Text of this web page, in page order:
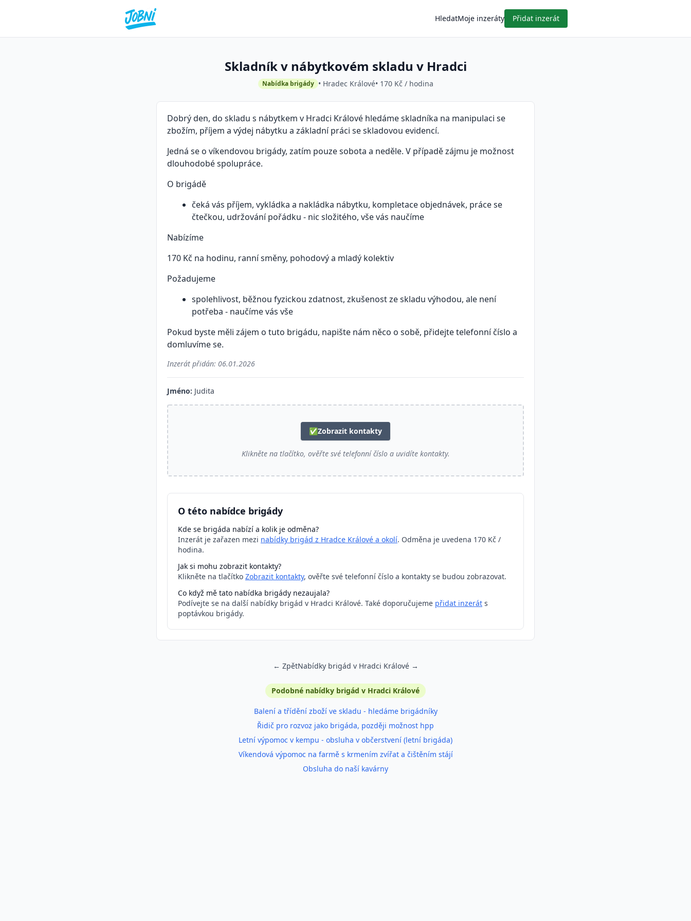
HledatMoje inzeráty Přidat inzerát
Skladník v nábytkovém skladu v Hradci
Nabídka brigády • Hradec Králové• 170 Kč / hodina
Dobrý den, do skladu s nábytkem v Hradci Králové hledáme skladníka na manipulaci se
zbožím, příjem a výdej nábytku a základní práci se skladovou evidencí.
Jedná se o víkendovou brigády, zatím pouze sobota a neděle. V případě zájmu je možnost
dlouhodobé spolupráce.
O brigádě
čeká vás příjem, vykládka a nakládka nábytku, kompletace objednávek, práce se
čtečkou, udržování pořádku - nic složitého, vše vás naučíme
Nabízíme
170 Kč na hodinu, ranní směny, pohodový a mladý kolektiv
Požadujeme
spolehlivost, běžnou fyzickou zdatnost, zkušenost ze skladu výhodou, ale není
potřeba - naučíme vás vše
Pokud byste měli zájem o tuto brigádu, napište nám něco o sobě, přidejte telefonní číslo a
domluvíme se.
Inzerát přidán: 06.01.2026
Jméno: Judita
✅Zobrazit kontakty
Klikněte na tlačítko, ověřte své telefonní číslo a uvidíte kontakty.
O této nabídce brigády
Kde se brigáda nabízí a kolik je odměna?
Inzerát je zařazen mezi nabídky brigád z Hradce Králové a okolí. Odměna je uvedena 170 Kč /
hodina.
Jak si mohu zobrazit kontakty?
Klikněte na tlačítko Zobrazit kontakty, ověřte své telefonní číslo a kontakty se budou zobrazovat.
Co když mě tato nabídka brigády nezaujala?
Podívejte se na další nabídky brigád v Hradci Králové. Také doporučujeme přidat inzerát s
poptávkou brigády.
← ZpětNabídky brigád v Hradci Králové →
Podobné nabídky brigád v Hradci Králové
Balení a třídění zboží ve skladu - hledáme brigádníky
Řidič pro rozvoz jako brigáda, později možnost hpp
Letní výpomoc v kempu - obsluha v občerstvení (letní brigáda)
Víkendová výpomoc na farmě s krmením zvířat a čištěním stájí
Obsluha do naší kavárny